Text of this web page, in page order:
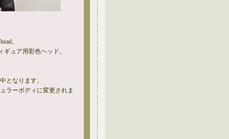
。
ギュア用彩色ヘッド。
となります。
ラーボディに変更されま